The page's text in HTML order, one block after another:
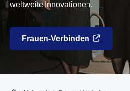
weltweite Innovationen.
Frauen-Verbinden